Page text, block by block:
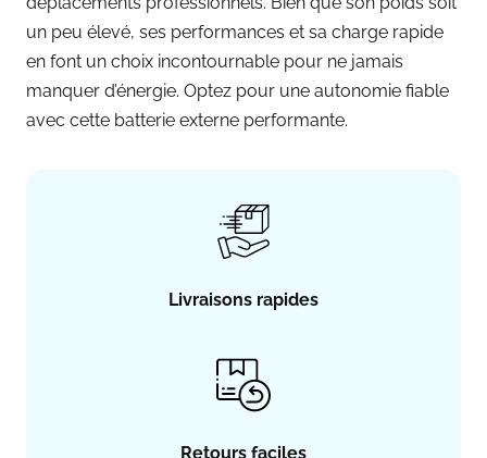
un peu élevé, ses performances et sa charge rapide
en font un choix incontournable pour ne jamais
manquer d’énergie. Optez pour une autonomie fiable
avec cette batterie externe performante.
Livraisons rapides
Retours faciles